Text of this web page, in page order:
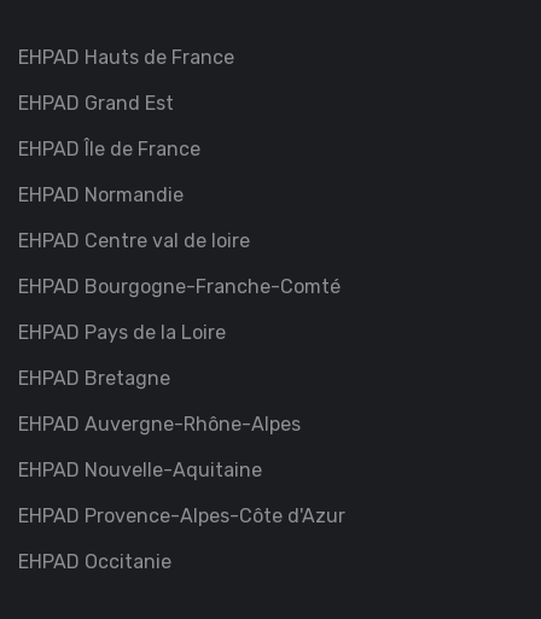
EHPAD Hauts de France
EHPAD Grand Est
EHPAD Île de France
EHPAD Normandie
EHPAD Centre val de loire
EHPAD Bourgogne-Franche-Comté
EHPAD Pays de la Loire
EHPAD Bretagne
EHPAD Auvergne-Rhône-Alpes
EHPAD Nouvelle-Aquitaine
EHPAD Provence-Alpes-Côte d'Azur
EHPAD Occitanie